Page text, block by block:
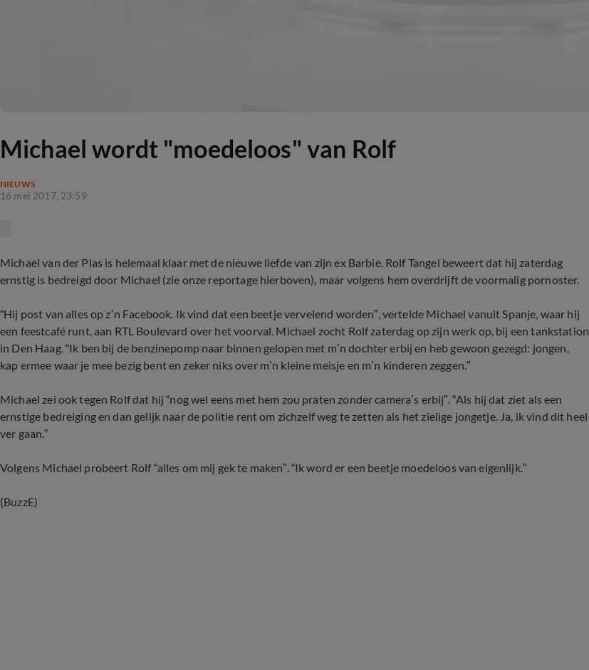
Michael wordt "moedeloos" van Rolf
NIEUWS
16 mei 2017, 23:59
Michael van der Plas is helemaal klaar met de nieuwe liefde van zijn ex Barbie. Rolf Tangel beweert dat hij zaterdag
ernstig is bedreigd door Michael (zie onze reportage hierboven), maar volgens hem overdrijft de voormalig pornoster.
“Hij post van alles op z’n Facebook. Ik vind dat een beetje vervelend worden”, vertelde Michael vanuit Spanje, waar hij
een feestcafé runt, aan RTL Boulevard over het voorval. Michael zocht Rolf zaterdag op zijn werk op, bij een tankstation
in Den Haag. “Ik ben bij de benzinepomp naar binnen gelopen met m’n dochter erbij en heb gewoon gezegd: jongen,
kap ermee waar je mee bezig bent en zeker niks over m’n kleine meisje en m’n kinderen zeggen.”
Michael zei ook tegen Rolf dat hij “nog wel eens met hem zou praten zonder camera’s erbij”. “Als hij dat ziet als een
ernstige bedreiging en dan gelijk naar de politie rent om zichzelf weg te zetten als het zielige jongetje. Ja, ik vind dit heel
ver gaan.”
Volgens Michael probeert Rolf “alles om mij gek te maken”. “Ik word er een beetje moedeloos van eigenlijk.”
(BuzzE)